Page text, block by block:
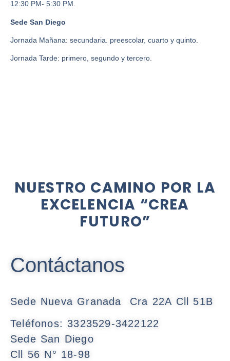
12:30 PM- 5:30 PM.
Sede San Diego
Jornada Mañana: secundaria. preescolar, cuarto y quinto.
Jornada Tarde: primero, segundo y tercero.
NUESTRO CAMINO POR LA
EXCELENCIA “CREA
FUTURO”
Contáctanos
Sede Nueva Granada Cra 22A Cll 51B
Teléfonos: 3323529-3422122
Sede San Diego
Cll 56 N° 18-98